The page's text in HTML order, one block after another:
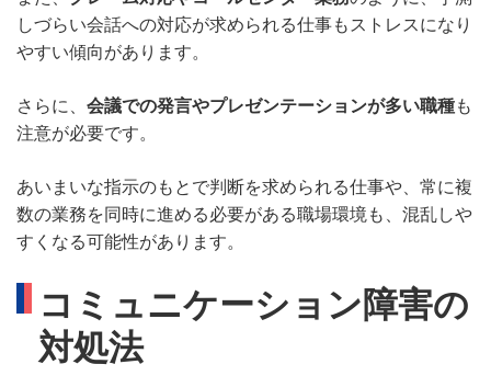
しづらい会話への対応が求められる仕事もストレスになり
やすい傾向があります。
さらに、 会議での発言やプレゼンテーションが多い職種も
注意が必要です。
あいまいな指示のもとで判断を求められる仕事や、常に複
数の業務を同時に進める必要がある職場環境も、混乱しや
すくなる可能性があります。
コミュニケーション障害の
対処法